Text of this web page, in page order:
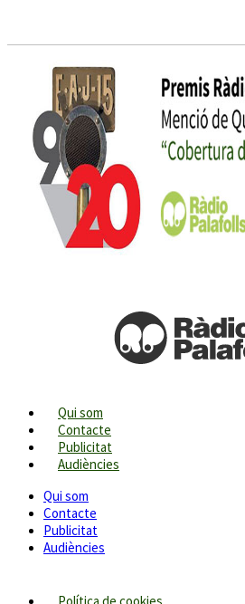
Qui som
Contacte
Publicitat
Audiències
Qui som
Contacte
Publicitat
Audiències
Política de cookies